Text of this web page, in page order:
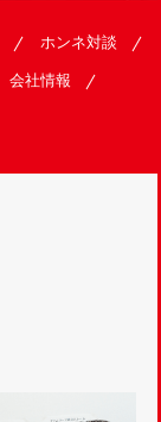
ホンネ対談
会社情報